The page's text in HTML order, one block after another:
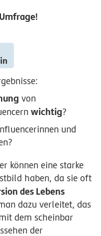
Umfrage!
von
wichtig?
und
können eine starke
haben, da sie oft
des Lebens
dazu verleitet, das
dem scheinbar
der